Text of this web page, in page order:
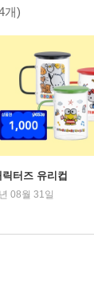
개)
터즈 유리컵
08월 31일